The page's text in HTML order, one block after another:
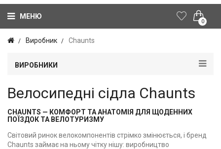
0
МЕНЮ
Виробник Chaunts
ВИРОБНИКИ
Велосипедні сідла Chaunts
CHAUNTS — КОМФОРТ ТА АНАТОМІЯ ДЛЯ ЩОДЕННИХ
ПОЇЗДОК ТА ВЕЛОТУРИЗМУ
Світовий ринок велокомпонентів стрімко змінюється, і бренд
Chaunts займає на ньому чітку нішу: виробництво